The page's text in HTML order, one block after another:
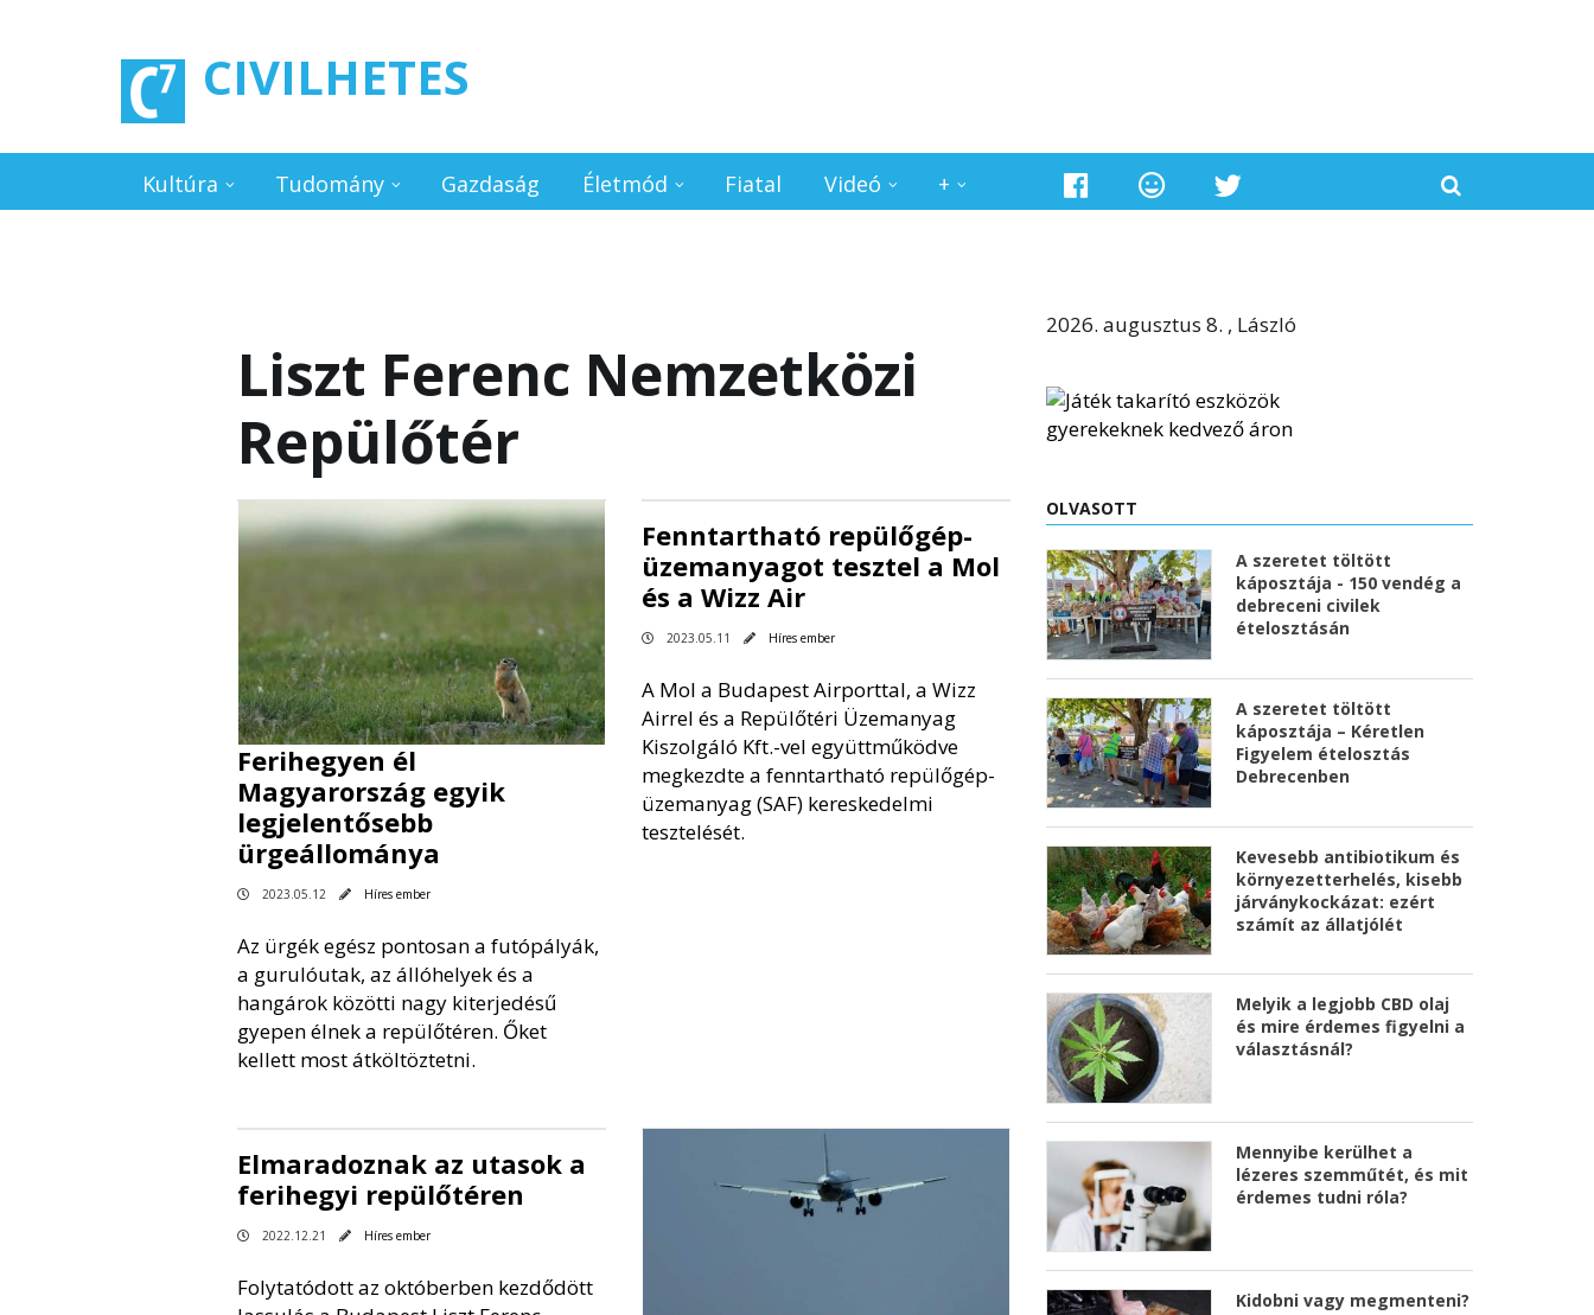
CIVILHETES
Kultúra Tudomány Gazdaság Életmód Fiatal Videó +
Liszt Ferenc Nemzetközi
Repülőtér
Ferihegyen él
Magyarország egyik
legjelentősebb
ürgeállománya
2023.05.12 Híres ember
Az ürgék egész pontosan a futópályák,
a gurulóutak, az állóhelyek és a
hangárok közötti nagy kiterjedésű
gyepen élnek a repülőtéren. Őket
kellett most átköltöztetni.
Fenntartható repülőgép-
üzemanyagot tesztel a Mol
és a Wizz Air
2023.05.11 Híres ember
A Mol a Budapest Airporttal, a Wizz
Airrel és a Repülőtéri Üzemanyag
Kiszolgáló Kft.-vel együttműködve
megkezdte a fenntartható repülőgép-
üzemanyag (SAF) kereskedelmi
tesztelését.
Elmaradoznak az utasok a
ferihegyi repülőtéren
2022.12.21 Híres ember
Folytatódott az októberben kezdődött
2026. augusztus 8. , László
OLVASOTT
A szeretet töltött
káposztája - 150 vendég a
debreceni civilek
ételosztásán
A szeretet töltött
káposztája – Kéretlen
Figyelem ételosztás
Debrecenben
Kevesebb antibiotikum és
környezetterhelés, kisebb
járványkockázat: ezért
számít az állatjólét
Melyik a legjobb CBD olaj
és mire érdemes figyelni a
választásnál?
Mennyibe kerülhet a
lézeres szemműtét, és mit
érdemes tudni róla?
Kidobni vagy megmenteni?